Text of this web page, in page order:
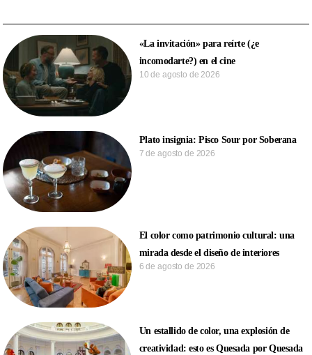
«La invitación» para reírte (¿e
incomodarte?) en el cine
10 de agosto de 2026
Plato insignia: Pisco Sour por Soberana
7 de agosto de 2026
El color como patrimonio cultural: una
mirada desde el diseño de interiores
6 de agosto de 2026
Un estallido de color, una explosión de
creatividad: esto es Quesada por Quesada